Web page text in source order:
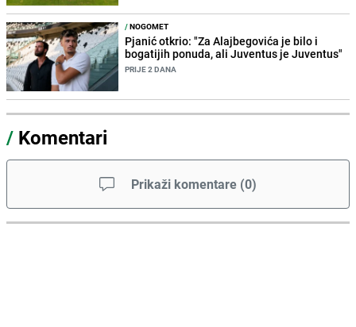
/NOGOMET
Pjanić otkrio: "Za Alajbegovića je bilo i
bogatijih ponuda, ali Juventus je Juventus"
PRIJE 2 DANA
/ Komentari
Prikaži komentare (0)